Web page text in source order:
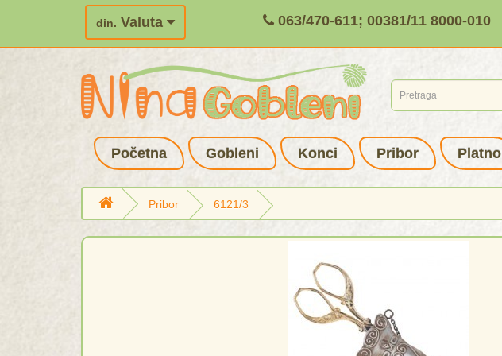
din. Valuta 063/470-611; 00381/11 8000-010
Početna Gobleni Konci Pribor Platno
Pribor 6121/3